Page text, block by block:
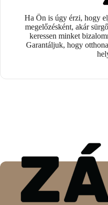
Ha Ön is úgy érzi, hogy
megelőzésként, akár
keressen minket
Garantáljuk, hogy